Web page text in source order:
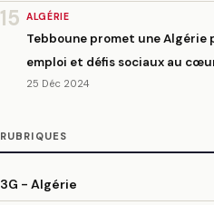
15 ALGÉRIE
Tebboune promet une Algérie
emploi et défis sociaux au
25 Déc 2024
RUBRIQUES
3G - Algérie